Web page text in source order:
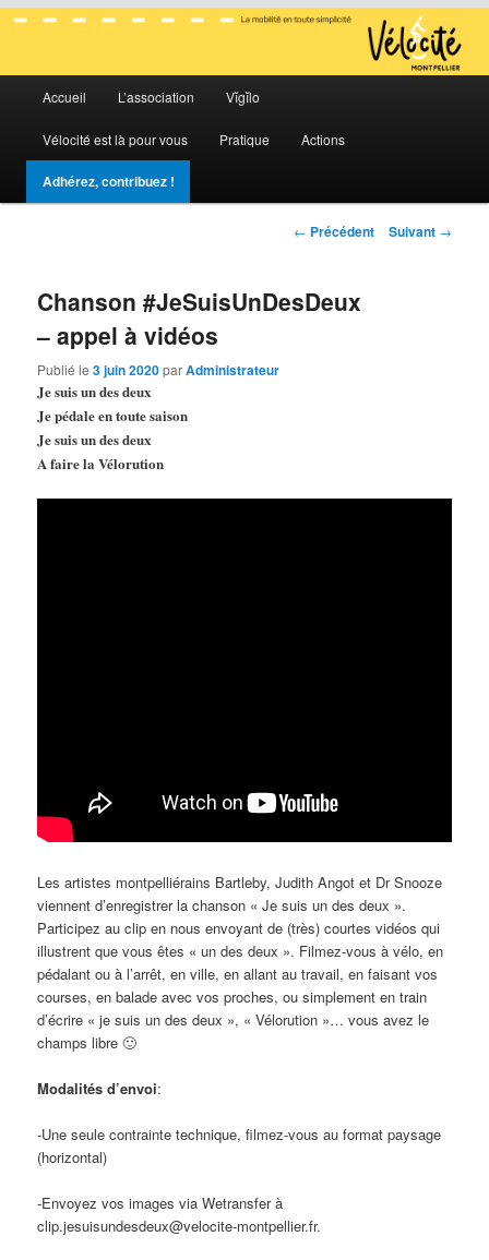
Vélocité Grand Montpellier
La mobilité en toute simplicité
Aller
au
contenu
Aller
au
contenu
Accueil L’association Vĭgĭlo
Vélocité est là pour vous Pratique Actions
Adhérez, contribuez !
Navigation
← Précédent Suivant →
Chanson #JeSuisUnDesDeux
– appel à vidéos
Publié le3 juin 2020parAdministrateur
Je suis un des deux
Je pédale en toute saison
Je suis un des deux
A faire la Vélorution
Les artistes montpelliérains Bartleby, Judith Angot et Dr Snooze
viennent d’enregistrer la chanson « Je suis un des deux ».
Participez au clip en nous envoyant de (très) courtes vidéos qui
illustrent que vous êtes « un des deux ». Filmez-vous à vélo, en
pédalant ou à l’arrêt, en ville, en allant au travail, en faisant vos
courses, en balade avec vos proches, ou simplement en train
d’écrire « je suis un des deux », « Vélorution »… vous avez le
champs libre🙂
Modalités d’envoi:
-Une seule contrainte technique, filmez-vous au format paysage
(horizontal)
-Envoyez vos images via Wetransfer à
clip.jesuisundesdeux@velocite-montpellier.fr.